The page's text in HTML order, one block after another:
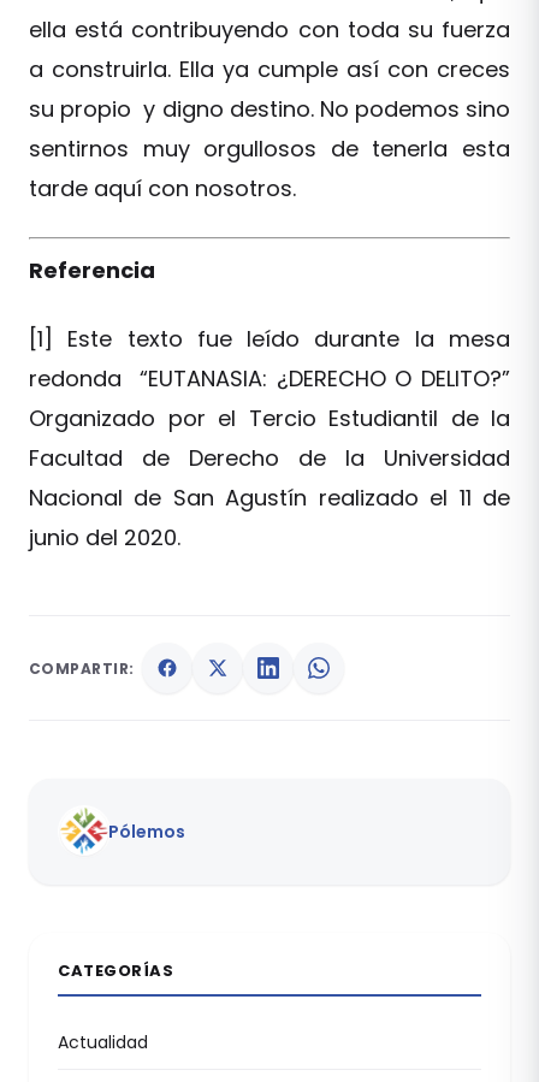
ella está contribuyendo con toda su fuerza
a construirla. Ella ya cumple así con creces
su propio y digno destino. No podemos sino
sentirnos muy orgullosos de tenerla esta
tarde aquí con nosotros.
Referencia
[1] Este texto fue leído durante la mesa
redonda “EUTANASIA: ¿DERECHO O DELITO?”
Organizado por el Tercio Estudiantil de la
Facultad de Derecho de la Universidad
Nacional de San Agustín realizado el 11 de
junio del 2020.
COMPARTIR:
Pólemos
CATEGORÍAS
Actualidad